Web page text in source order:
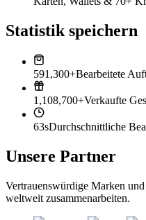
Statistik speichern
591,300+Bearbeitete
1,108,700+Verkaufte
63sDurchschnittliche
Unsere Partner
Vertrauenswürdige Marken
weltweit zusammenarbeiten.